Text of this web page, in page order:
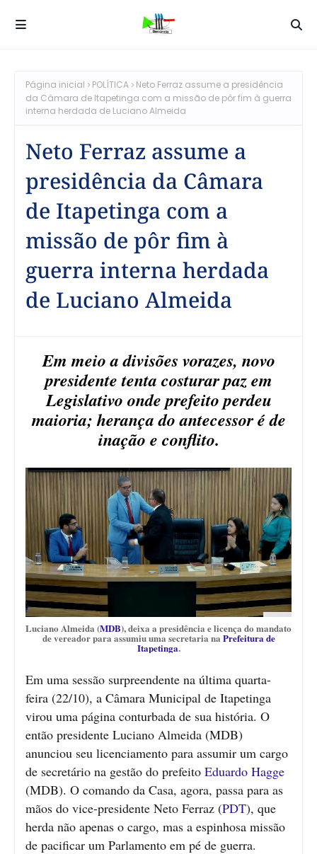
Página inicial POLÍTICA
Neto Ferraz assume a presidência
da Câmara de Itapetinga com a missão de pôr fim à guerra
interna herdada de Luciano Almeida
Neto Ferraz assume a
presidência da Câmara
de Itapetinga com a
missão de pôr fim à
guerra interna herdada
de Luciano Almeida
Em meio a divisões vorazes, novo
presidente tenta costurar paz em
Legislativo onde prefeito perdeu
maioria; herança do antecessor é de
inação e conflito.
Luciano Almeida (MDB), deixa a presidência e licença do mandato
de vereador para assumiu uma secretaria na Prefeitura de
Itapetinga.
Em uma sessão surpreendente na última quarta-
feira (22/10), a Câmara Municipal de Itapetinga
virou uma página conturbada de sua história. O
então presidente Luciano Almeida (MDB)
anunciou seu licenciamento para assumir um cargo
de secretário na gestão do prefeito Eduardo Hagge
(MDB). O comando da Casa, agora, passa para as
mãos do vice-presidente Neto Ferraz (PDT), que
herda não apenas o cargo, mas a espinhosa missão
de pacificar um Parlamento em pé de guerra.